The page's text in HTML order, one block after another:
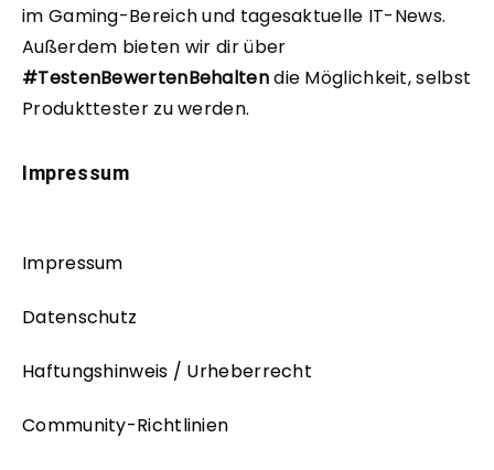
im Gaming-Bereich und tagesaktuelle IT-News.
Außerdem bieten wir dir über
#TestenBewertenBehaltendie Möglichkeit, selbst
Produkttester zu werden.
Impressum
Impressum
Datenschutz
Haftungshinweis / Urheberrecht
Community-Richtlinien